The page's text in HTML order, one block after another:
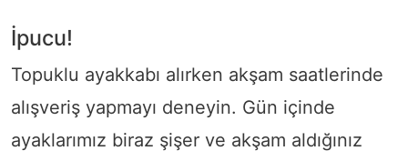
İpucu!
Topuklu ayakkabı alırken akşam saatlerinde
alışveriş yapmayı deneyin. Gün içinde
ayaklarımız biraz şişer ve akşam aldığınız